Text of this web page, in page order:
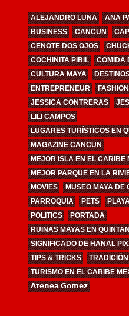
ALEJANDRO LUNA ANA
BUSINESS
CANCUN
CENOTE DOS OJOS
COCHINITA PIBIL
COMIDA
CULTURA MAYA
ENTREPRENEUR
FASHION
JESSICA CONTRERAS
LILI CAMPOS
LUGARES TURÍSTICOS EN
MAGAZINE CANCUN
MEJOR ISLA EN EL CARIBE
MEJOR PARQUE EN LA
MOVIES
MUSEO MAYA DE
PARROQUIA
PETS
POLITICS
PORTADA
RUINAS MAYAS EN
SIGNIFICADO DE HANAL
TIPS & TRICKS
TURISMO EN EL CARIBE
𝗔𝘁𝗲𝗻𝗲𝗮 𝗚𝗼𝗺𝗲𝘇